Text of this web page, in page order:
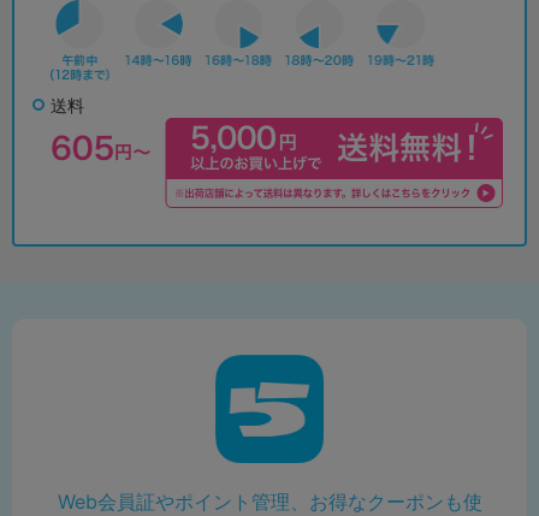
送料
Web会員証やポイント管理、お得なクーポンも使